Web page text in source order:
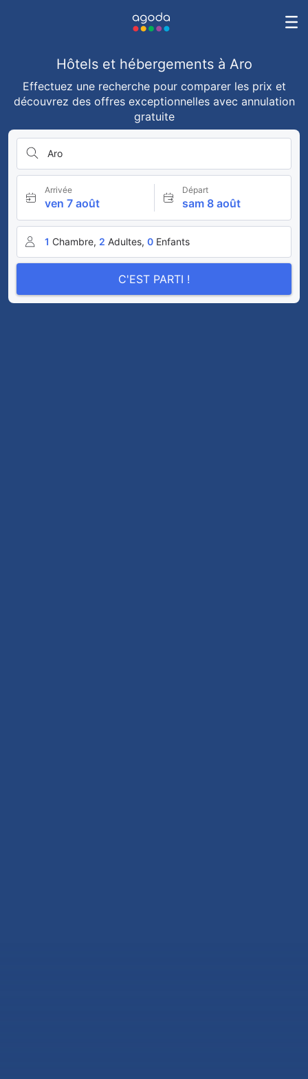
Hôtels et hébergements à Aro
Effectuez une recherche pour comparer les prix et
découvrez des offres exceptionnelles avec annulation
gratuite
Aro
Arrivée
ven 7 août
Départ
sam 8 août
1 Chambre, 2 Adultes, 0 Enfants
C'EST PARTI !